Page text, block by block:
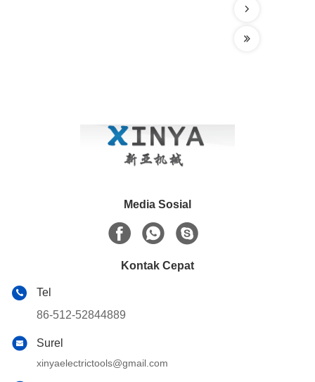
Media Sosial
Kontak Cepat
Tel
86-512-52844889
Surel
xinyaelectrictools@gmail.com